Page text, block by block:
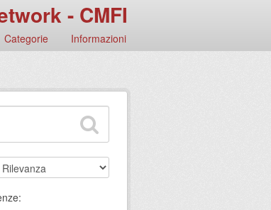
- CMFI
Categorie Informazioni